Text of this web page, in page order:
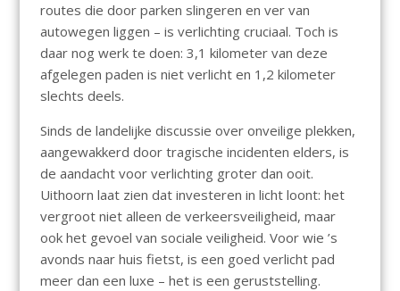
routes die door parken slingeren en ver van
autowegen liggen – is verlichting cruciaal. Toch is
daar nog werk te doen: 3,1 kilometer van deze
afgelegen paden is niet verlicht en 1,2 kilometer
slechts deels.
Sinds de landelijke discussie over onveilige plekken,
aangewakkerd door tragische incidenten elders, is
de aandacht voor verlichting groter dan ooit.
Uithoorn laat zien dat investeren in licht loont: het
vergroot niet alleen de verkeersveiligheid, maar
ook het gevoel van sociale veiligheid. Voor wie ’s
avonds naar huis fietst, is een goed verlicht pad
meer dan een luxe – het is een geruststelling.